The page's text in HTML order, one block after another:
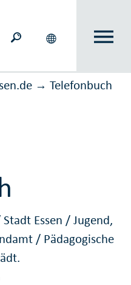
→ Telefonbuch
Stadt Essen /Jugend,
/ Pädagogische